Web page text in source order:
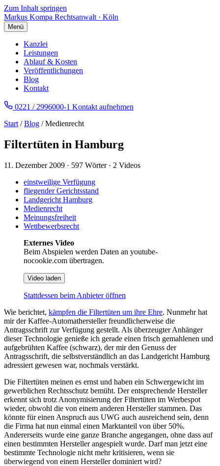
Zum Inhalt springen
Markus Kompa Rechtsanwalt · Köln
Menü
Kanzlei
Leistungen
Ablauf & Kosten
Veröffentlichungen
Blog
Kontakt
0221 / 2996000-1 Kontakt aufnehmen
Start /Blog / Medienrecht
Filtertüten in Hamburg
11. Dezember 2009 · 597 Wörter · 2 Videos
einstweilige Verfügung
fliegender Gerichtsstand
Landgericht Hamburg
Medienrecht
Meinungsfreiheit
Wettbewerbsrecht
Externes Video
Beim Abspielen werden Daten an youtube-
nocookie.com übertragen.
Video laden
Stattdessen beim Anbieter öffnen
Wie berichtet, kämpfen die Filtertüten um ihre Ehre. Nunmehr hat
mir der Kaffee-Automathersteller freundlicherweise die
Antragsschrift zur Verfügung gestellt. Als überzeugter Anhänger
dieser Technologie genieße ich gerade einen frisch gemahlenen und
aufgebrühten Kaffee (schwarz), der mir den Genuss der
Antragsschrift, die selbstverständlich an das Landgericht Hamburg
adressiert gewesen war, nochmals verstärkt.
Die Filtertüten meinen es ernst und haben ein Schwergewicht im
gewerblichen Rechtsschutz bemüht. Der entsprechende Hersteller
erkennt sich trotz Anonymisierung der Filtertüten im Werbespot
wieder, obwohl die von einem anderen Hersteller stammen. Das
könnte für einen Anspruch aus UWG auch ausreichend sein, denn
die Firma hat nun einmal einen Marktanteil von über 50%.
Andererseits wurde eine ganze Branche angegangen, ohne dass auf
einen bestimmten Hersteller angespielt wurde. Darf man jetzt eine
bestimmte Technologie nicht mehr kritisieren, wenn sie
überwiegend von einem Hersteller dominiert wird?